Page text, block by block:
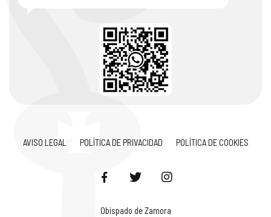
AVISO LEGAL POLÍTICA DE PRIVACIDAD POLÍTICA DE COOKIES
Obispado de Zamora